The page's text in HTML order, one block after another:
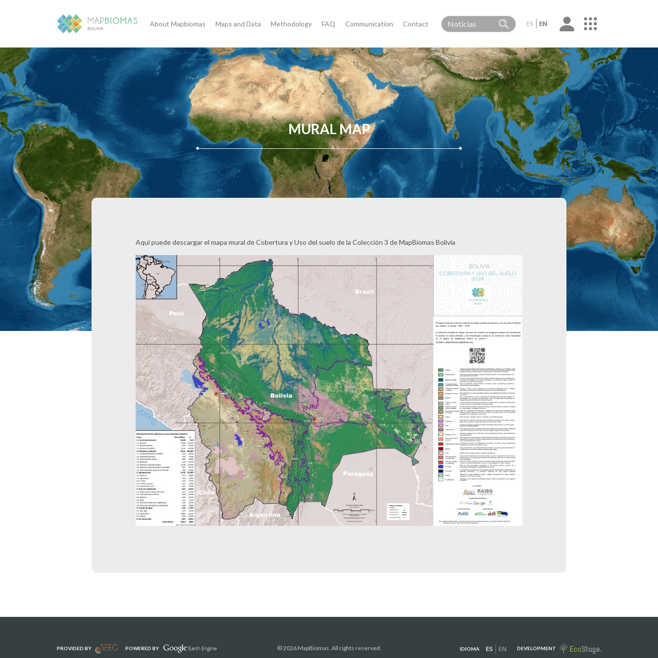
About Mapbiomas Maps and Data Methodology FAQ Communication Contact ES EN
MURAL MAP
Aquí puede descargar el mapa mural de Cobertura y Uso del suelo de la Colección 3 de MapBiomas Bolivia
PROVIDED BY POWERED BY © 2026 MapBiomas. All rights reserved. IDIOMA ES EN DEVELOPMENT